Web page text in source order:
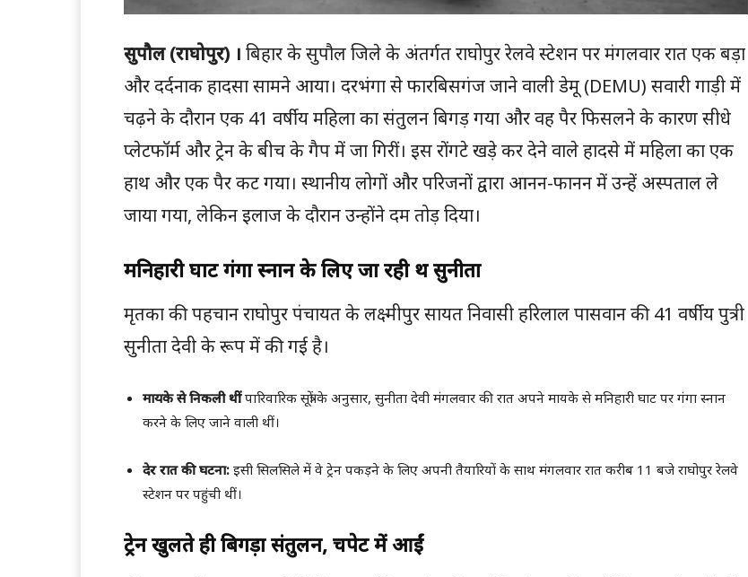
सुपौल (राघोपुर) । बिहार के सुपौल जिले के अंतर्गत राघोपुर रेलवे स्टेशन पर मंगलवार रात एक बड़ा
और दर्दनाक हादसा सामने आया। दरभंगा से फारबिसगंज जाने वाली डेमू (DEMU) सवारी गाड़ी में
चढ़ने के दौरान एक 41 वर्षीय महिला का संतुलन बिगड़ गया और वह पैर फिसलने के कारण सीधे
प्लेटफॉर्म और ट्रेन के बीच के गैप में जा गिरीं। इस रोंगटे खड़े कर देने वाले हादसे में महिला का एक
हाथ और एक पैर कट गया। स्थानीय लोगों और परिजनों द्वारा आनन-फानन में उन्हें अस्पताल ले
जाया गया, लेकिन इलाज के दौरान उन्होंने दम तोड़ दिया।
मनिहारी घाट गंगा स्नान के लिए जा रही थीं सुनीता
मृतका की पहचान राघोपुर पंचायत के लक्ष्मीपुर सायत निवासी हरिलाल पासवान की 41 वर्षीय पुत्री
सुनीता देवी के रूप में की गई है।
मायके से निकली थीं:पारिवारिक सूत्रों के अनुसार, सुनीता देवी मंगलवार की रात अपने मायके से मनिहारी घाट पर गंगा स्नान
करने के लिए जाने वाली थीं।
देर रात की घटना: इसी सिलसिले में वे ट्रेन पकड़ने के लिए अपनी तैयारियों के साथ मंगलवार रात करीब 11 बजे राघोपुर रेलवे
स्टेशन पर पहुंची थीं।
ट्रेन खुलते ही बिगड़ा संतुलन, चपेट में आईं